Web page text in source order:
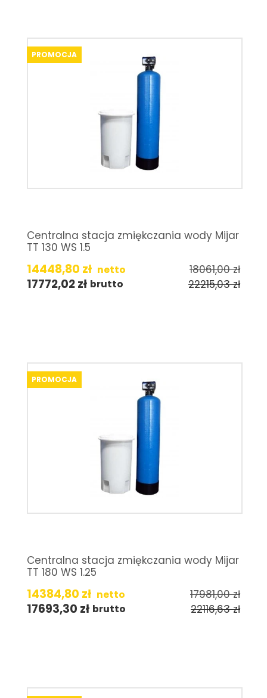
PROMOCJA
Centralna stacja zmiękczania wody Mijar
TT 130 WS 1.5
14448,80 zł netto 18061,00zł
17772,02zł brutto 22215,03zł
PROMOCJA
Centralna stacja zmiękczania wody Mijar
TT 180 WS 1.25
14384,80 zł netto 17981,00zł
17693,30 zł brutto 22116,63zł